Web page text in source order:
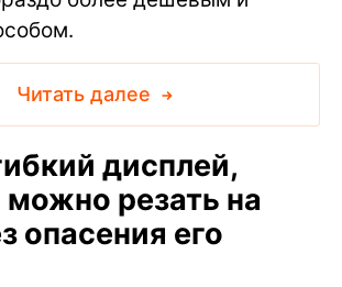
Читать далее
дисплей,
резать на
опасения его